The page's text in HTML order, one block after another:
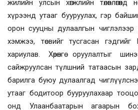
жилийн улсын хөгжлийн
хүрээнд утааг бууруулах, гэр
орон сууцны дулаалгын чиглэлээр
хэмжээ, төсвийг тусгасан
хариулав. Хөрөнгө оруулалтыг
сайжруулсан түлшний татаасын
барилга буюу дулаалгад
утааг бодитоор бууруулахаар
онд Улаанбаатарын агаарын